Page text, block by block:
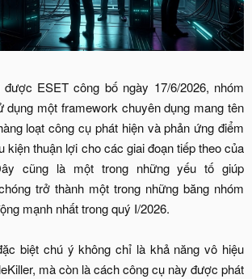
ESET công bố ngày 17/6/2026, nhóm
dụng một framework chuyên dụng mang tên
loạt công cụ phát hiện và phản ứng điểm
kiện thuận lợi cho các giai đoạn tiếp theo của
cũng là một trong những yếu tố giúp
trở thành một trong những băng nhóm
mạnh nhất trong quý I/2026.
biệt chú ý không chỉ là khả năng vô hiệu
mà còn là cách công cụ này được phát